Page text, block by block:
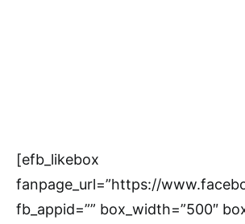
[efb_likebox
fanpage_url=”https://
fb_appid=”” box_width=”500″